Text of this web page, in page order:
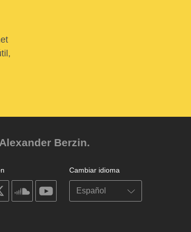
Berzin.
Cambiar idioma
on
on
soundcloudyoutube